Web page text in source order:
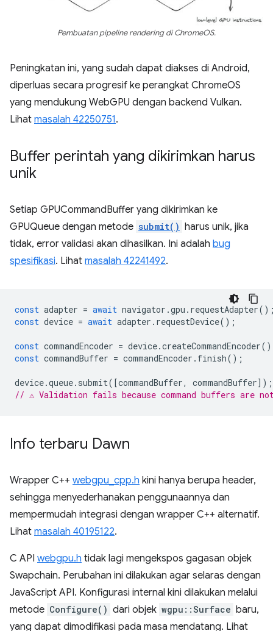
Pembuatan pipeline rendering di ChromeOS.
Peningkatan ini, yang sudah dapat diakses di Android,
diperluas secara progresif ke perangkat ChromeOS
yang mendukung WebGPU dengan backend Vulkan.
Lihat masalah 42250751.
Buffer perintah yang dikirimkan harus
unik
Setiap GPUCommandBuffer yang dikirimkan ke
GPUQueue dengan metode submit() harus unik, jika
tidak, error validasi akan dihasilkan. Ini adalah bug
spesifikasi. Lihat masalah 42241492.
const adapter = await navigator .gpu . requestAdapter
const device = await adapter . requestDevice();
const commandEncoder = device.createCommandEncoder
const commandBuffer = commandEncoder . finish();
device.queue. submit([commandBuffer, commandBuffer]);
// ⚠️ Validation fails because command buffers are
Info terbaru Dawn
Wrapper C++ webgpu_cpp.h kini hanya berupa header,
sehingga menyederhanakan penggunaannya dan
mempermudah integrasi dengan wrapper C++ alternatif.
Lihat masalah 40195122.
C API webgpu.h tidak lagi mengekspos gagasan objek
Swapchain. Perubahan ini dilakukan agar selaras dengan
JavaScript API. Konfigurasi internal kini dilakukan melalui
metode Configure() dari objek wgpu::Surface baru,
yang dapat dimodifikasi pada masa mendatang. Lihat